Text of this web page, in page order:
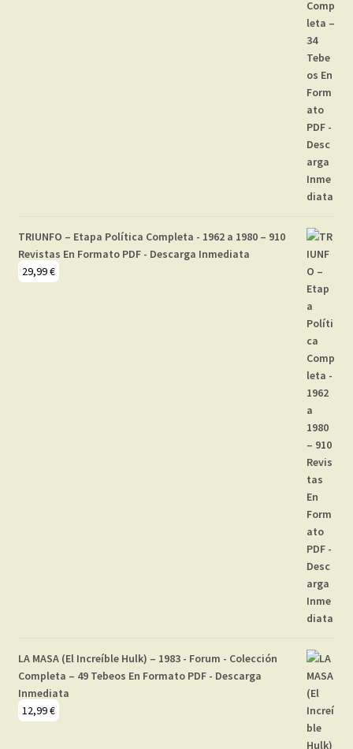
TRIUNFO – Etapa Política Completa - 1962 a 1980 – 910
Revistas En Formato PDF - Descarga Inmediata
29,99€
LA MASA (El Increíble Hulk) – 1983 - Forum - Colección
Completa – 49 Tebeos En Formato PDF - Descarga
Inmediata
12,99€